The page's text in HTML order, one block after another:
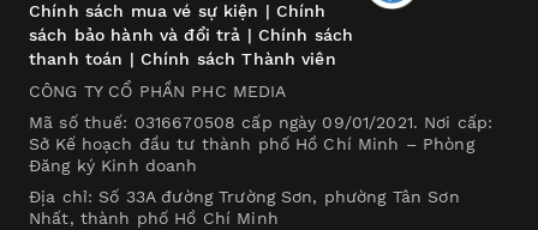
Chính sách mua vé sự kiện | Chính
sách bảo hành và đổi trả | Chính sách
thanh toán | Chính sách Thành viên
CÔNG TY CỔ PHẦN PHC MEDIA
Mã số thuế: 0316670508 cấp ngày 09/01/2021. Nơi cấp:
Sở Kế hoạch đầu tư thành phố Hồ Chí Minh – Phòng
Đăng ký Kinh doanh
Địa chỉ: Số 33A đường Trường Sơn, phường Tân Sơn
Nhất, thành phố Hồ Chí Minh